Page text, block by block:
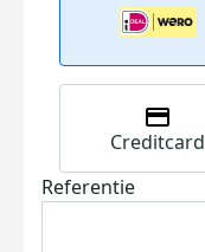
Creditcard
Referentie